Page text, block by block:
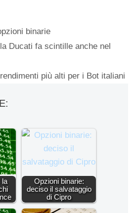
binarie
Ducati fa scintille anche nel
più alti per i Bot italiani
la
Opzioni binarie:
deciso il salvataggio
di Cipro